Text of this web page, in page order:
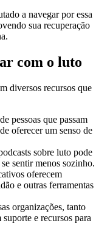
a navegar por essa
sua recuperação
com o luto
diversos recursos que
pessoas que passam
oferecer um senso de
sobre luto pode
sentir menos sozinho.
oferecem
e outras ferramentas
organizações, tanto
e recursos para